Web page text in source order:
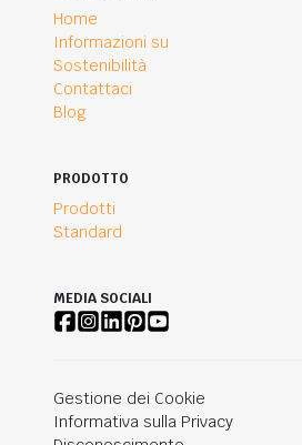
Home
Informazioni su
Sostenibilità
Contattaci
Blog
PRODOTTO
Prodotti
Standard
MEDIA SOCIALI
Gestione dei Cookie
Informativa sulla Privacy